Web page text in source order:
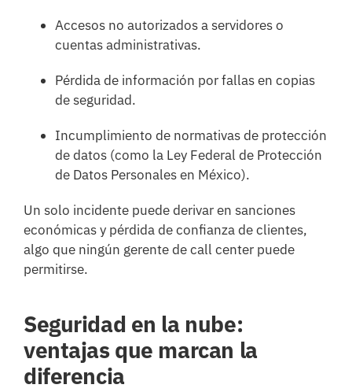
Accesos no autorizados a servidores o
cuentas administrativas.
Pérdida de información por fallas en copias
de seguridad.
Incumplimiento de normativas de protección
de datos (como la Ley Federal de Protección
de Datos Personales en México).
Un solo incidente puede derivar en sanciones
económicas y pérdida de confianza de clientes,
algo que ningún gerente de call center puede
permitirse.
Seguridad en la nube:
ventajas que marcan la
diferencia